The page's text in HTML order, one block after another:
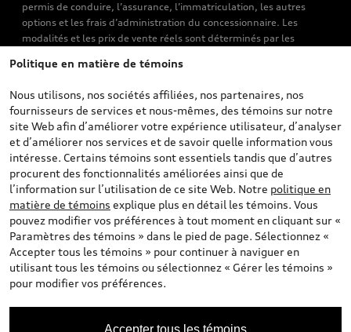
permis de conduire, l’assurance, l’immatriculation, les autres
options et les frais d’administration du concessionnaire. Les
modalités et les prix de vente réels sont déterminés par les
véhicules neufs et d’occasion sont les prix de vente établis par les
de transport et d’inspection de prélivraison, les taxes
environnementales (pour les véhicules neufs) et les frais
d’administration des concessionnaires. Toutefois, les taxes de
vente sont exclues. Veuillez noter que les prix de l’estimateur de
versements sont des PDSF s’il a été consulté au moyen de l’onglet
Configurateur et prix (à titre indicatif). Toutefois, s’il a été
consulté à partir des pages de recherche de véhicules neufs et
d’occasion, les prix indiqués sont des prix de vente (prix de vente
réels). Sur les pages de renseignements généraux sur les
véhicules, les modèles sont montrés à titre indicatif seulement,
avec des caractéristiques qui peuvent ne pas être offertes sur les
modèles canadiens. Malgré les efforts déployés pour assurer
l’exactitude de ces renseignements, des erreurs peuvent survenir
et la disponibilité peut changer; veuillez donc visiter votre
concessionnaire pour obtenir les détails et les spécifications
Politique en matière de témoins
Nous utilisons, nos sociétés affiliées, nos partenaires, nos
fournisseurs de services et nous-mêmes, des témoins sur notre
site Web afin d’améliorer votre expérience utilisateur, d’analyser
et d’améliorer nos services et de savoir quelle information vous
intéresse. Certains témoins sont essentiels tandis que d’autres
procurent des fonctionnalités améliorées ainsi que de
l’information sur l’utilisation de ce site Web. Notre politique en
matière de témoins explique plus en détail les témoins. Vous
pouvez modifier vos préférences à tout moment en cliquant sur «
Paramètres des témoins » dans le pied de page. Sélectionnez «
Accepter tous les témoins » pour continuer à naviguer en
utilisant tous les témoins ou sélectionnez « Gérer les témoins »
pour modifier vos préférences.
Accepter tous les témoins